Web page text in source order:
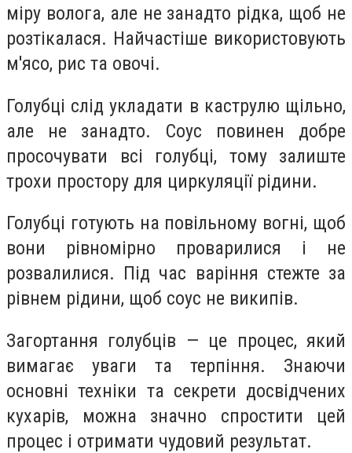
міру волога, але не занадто рідка, щоб не
розтікалася. Найчастіше використовують
м'ясо, рис та овочі.
Голубці слід укладати в каструлю щільно,
але не занадто. Соус повинен добре
просочувати всі голубці, тому залиште
трохи простору для циркуляції рідини.
Голубці готують на повільному вогні, щоб
вони рівномірно проварилися і не
розвалилися. Під час варіння стежте за
рівнем рідини, щоб соус не википів.
Загортання голубців — це процес, який
вимагає уваги та терпіння. Знаючи
основні техніки та секрети досвідчених
кухарів, можна значно спростити цей
процес і отримати чудовий результат.